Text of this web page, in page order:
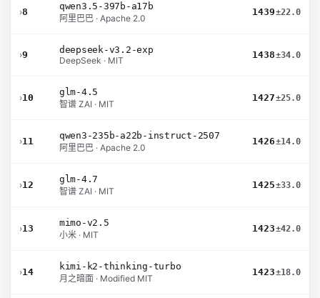
›8
qwen3.5-397b-a17b
阿里巴巴 · Apache 2.0
1439±22.0
›9
deepseek-v3.2-exp
DeepSeek · MIT
1438±34.0
›10
glm-4.5
智谱 ZAI · MIT
1427±25.0
›11
qwen3-235b-a22b-instruct-2507
阿里巴巴 · Apache 2.0
1426±14.0
›12
glm-4.7
智谱 ZAI · MIT
1425±33.0
›13
mimo-v2.5
小米 · MIT
1423±42.0
›14
kimi-k2-thinking-turbo
月之暗面 · Modified MIT
1423±18.0